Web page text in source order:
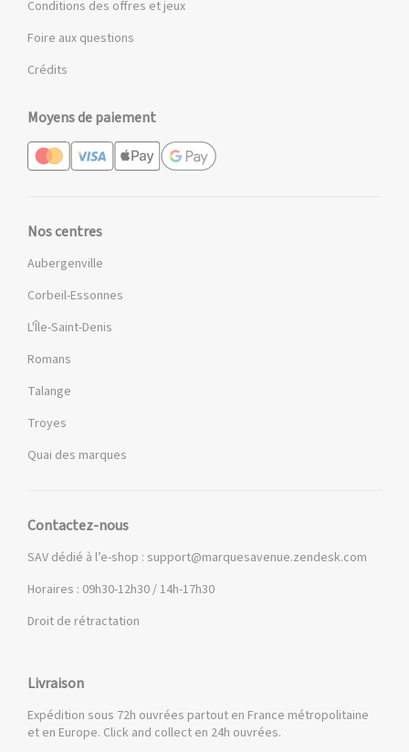
Conditions des offres et jeux
Foire aux questions
Crédits
Moyens de paiement
Nos centres
Aubergenville
Corbeil-Essonnes
L'Île-Saint-Denis
Romans
Talange
Troyes
Quai des marques
Contactez-nous
SAV dédié à l’e-shop : support@marquesavenue.zendesk.com
Horaires : 09h30-12h30 / 14h-17h30
Droit de rétractation
Livraison
Expédition sous 72h ouvrées partout en France métropolitaine
et en Europe. Click and collect en 24h ouvrées.